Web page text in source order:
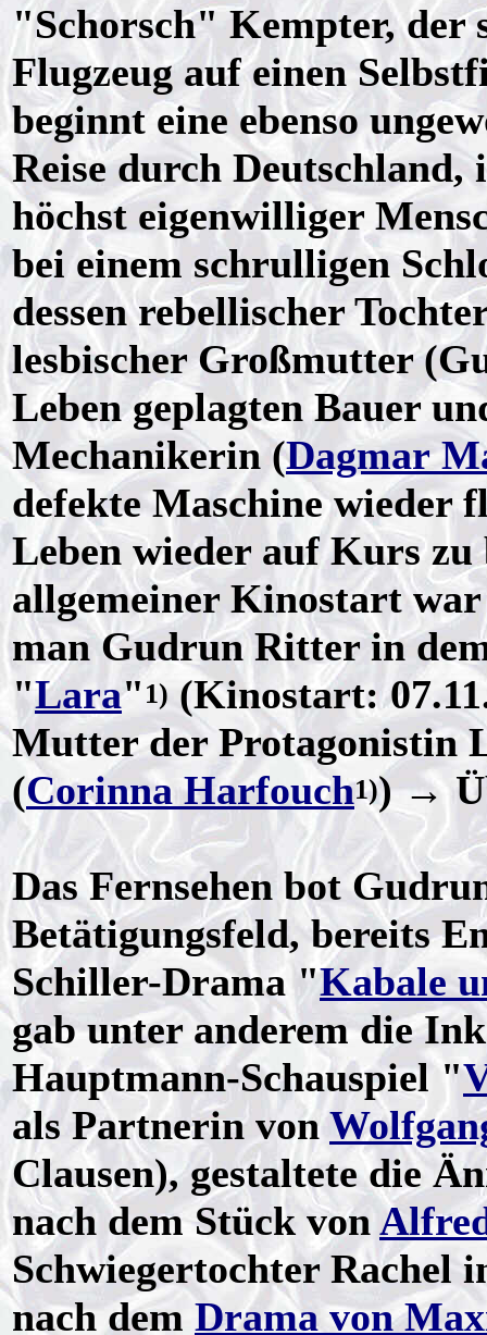
"Schorsch" Kempter, der
Flugzeug auf einen
beginnt eine ebenso
Reise durch Deutschland,
höchst eigenwilliger
bei einem schrulligen
dessen rebellischer
lesbischer Großmutter
Leben geplagten Bauer
Mechanikerin (Dagmar
defekte Maschine wieder
Leben wieder auf Kurs
allgemeiner Kinostart
man Gudrun Ritter in
"Lara" 1)(Kinostart:
Mutter der Protagonistin
(Corinna Harfouch1)) →
Das Fernsehen bot
Betätigungsfeld, bereits
Schiller-Drama "Kabale
gab unter anderem die
Hauptmann-Schauspiel "
als Partnerin von
Clausen), gestaltete die
nach dem Stück von
Schwiegertochter Rachel
nach dem Drama von